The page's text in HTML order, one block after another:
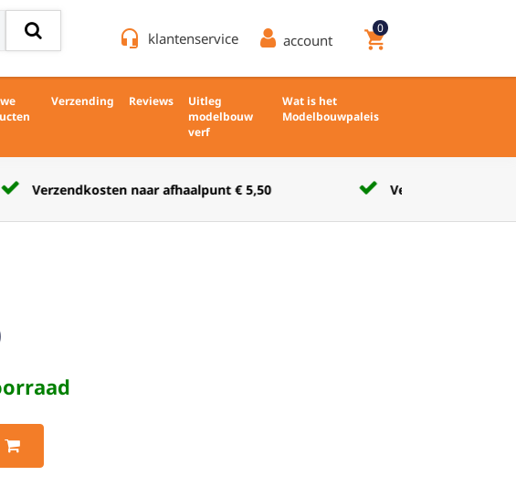
headset_mic klantenservice account shopping_cart
0
Verzending Reviews
Uitleg
modelbouw
verf
Wat is het
Modelbouwpaleis
5,50 Verkoop nieuw en ongebruikt